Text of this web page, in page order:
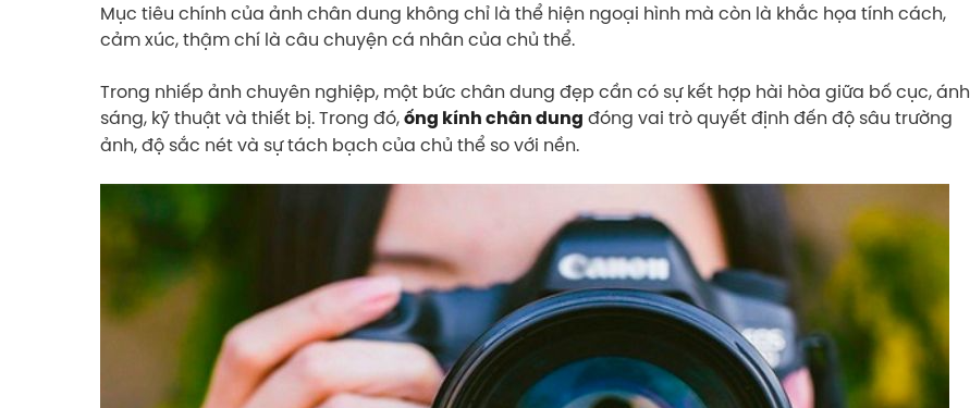
Mục tiêu chính của ảnh chân dung không chỉ là thể hiện ngoại hình mà còn là khắc họa tính cách,
cảm xúc, thậm chí là câu chuyện cá nhân của chủ thể.
Trong nhiếp ảnh chuyên nghiệp, một bức chân dung đẹp cần có sự kết hợp hài hòa giữa bố cục, ánh
sáng, kỹ thuật và thiết bị. Trong đó,ống kính chân dung đóng vai trò quyết định đến độ sâu trường
ảnh, độ sắc nét và sự tách bạch của chủ thể so với nền.